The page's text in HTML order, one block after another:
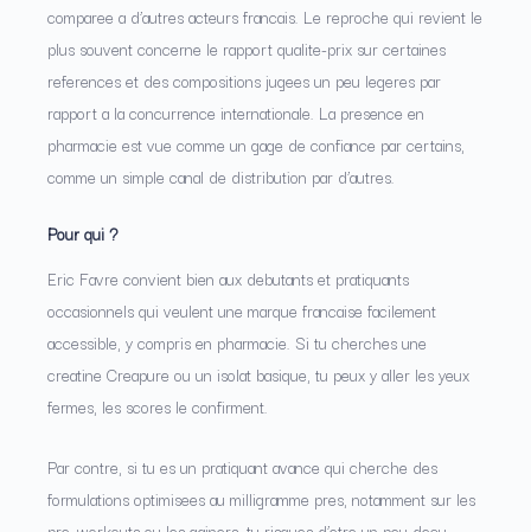
comparee a d’autres acteurs francais. Le reproche qui revient le
plus souvent concerne le rapport qualite-prix sur certaines
references et des compositions jugees un peu legeres par
rapport a la concurrence internationale. La presence en
pharmacie est vue comme un gage de confiance par certains,
comme un simple canal de distribution par d’autres.
Pour qui ?
Eric Favre convient bien aux debutants et pratiquants
occasionnels qui veulent une marque francaise facilement
accessible, y compris en pharmacie. Si tu cherches une
creatine Creapure ou un isolat basique, tu peux y aller les yeux
fermes, les scores le confirment.
Par contre, si tu es un pratiquant avance qui cherche des
formulations optimisees au milligramme pres, notamment sur les